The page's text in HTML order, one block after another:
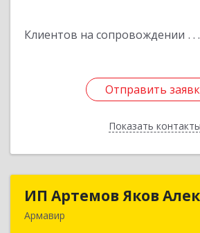
Клиентов на сопровождении
Отправить
Показать контакты
Отправить
Назад
ИП Артемов Яков
Армавир
ИП Артемов Яков